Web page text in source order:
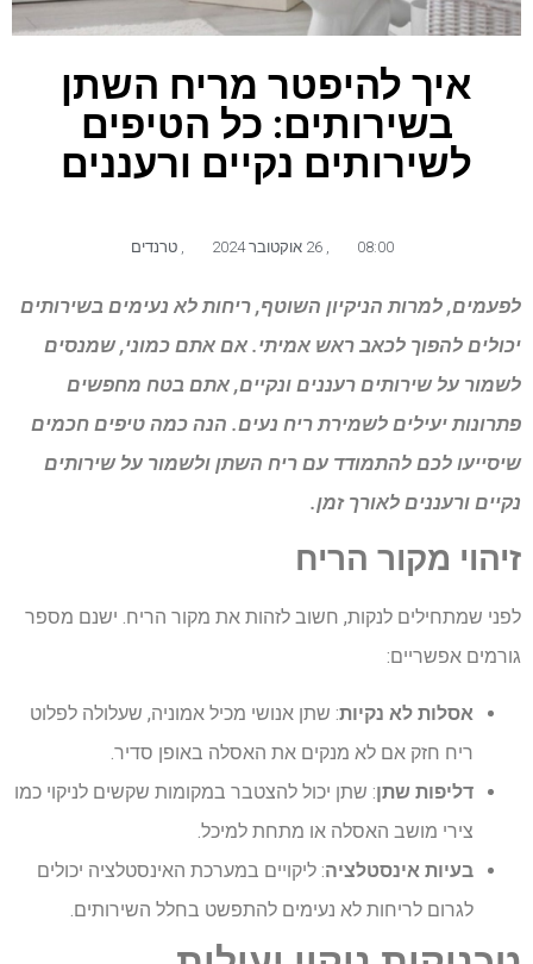
איך להיפטר מריח השתן
בשירותים: כל הטיפים
לשירותים נקיים ורעננים
08:00 26 אוקטובר 2024 טרנדים
לפעמים, למרות הניקיון השוטף, ריחות לא נעימים בשירותים
יכולים להפוך לכאב ראש אמיתי. אם אתם כמוני, שמנסים
לשמור על שירותים רעננים ונקיים, אתם בטח מחפשים
פתרונות יעילים לשמירת ריח נעים. הנה כמה טיפים חכמים
שיסייעו לכם להתמודד עם ריח השתן ולשמור על שירותים
נקיים ורעננים לאורך זמן.
זיהוי מקור הריח
לפני שמתחילים לנקות, חשוב לזהות את מקור הריח. ישנם מספר
גורמים אפשריים:
אסלות לא נקיות: שתן אנושי מכיל אמוניה, שעלולה לפלוט
ריח חזק אם לא מנקים את האסלה באופן סדיר.
דליפות שתן: שתן יכול להצטבר במקומות שקשים לניקוי כמו
צירי מושב האסלה או מתחת למיכל.
בעיות אינסטלציה: ליקויים במערכת האינסטלציה יכולים
לגרום לריחות לא נעימים להתפשט בחלל השירותים.